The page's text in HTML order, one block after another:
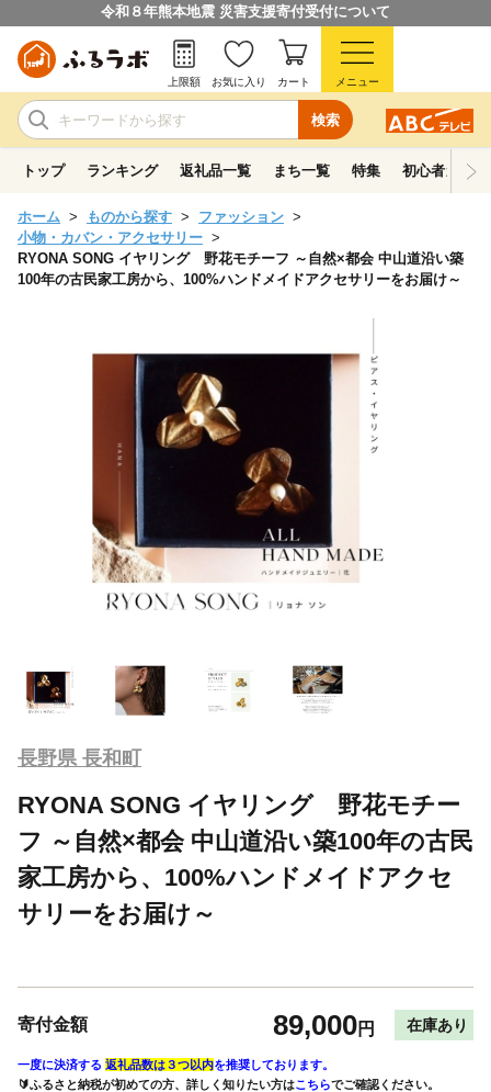
令和８年熊本地震 災害支援寄付受付について
検索
上限額 お気に入り カート メニュー
トップ ランキング 返礼品一覧 まち一覧 特集 初心者ガイド
ホーム ものから探す
ファッション
小物・カバン・アクセサリー
RYONA SONG イヤリング 野花モチーフ ～自然×都会 中山道沿い築
100年の古民家工房から、100%ハンドメイドアクセサリーをお届け～
長野県 長和町
RYONA SONG イヤリング 野花モチー
フ ～自然×都会 中山道沿い築100年の古民
家工房から、100%ハンドメイドアクセ
サリーをお届け～
寄付金額 89,000円 在庫あり
一度に決済する 返礼品数は３つ以内を推奨しております。
🔰ふるさと納税が初めての方、詳しく知りたい方はこちらでご確認ください。